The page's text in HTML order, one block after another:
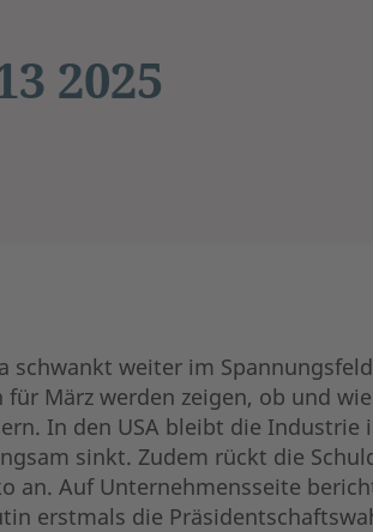
2025
schwankt weiter im
März werden zeigen, ob und
In den USA bleibt die Industrie
sinkt. Zudem rückt die
an. Auf Unternehmensseite
erstmals die